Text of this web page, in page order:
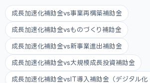
成長加速化補助金vs事業再構築補助金
成長加速化補助金vsものづくり補助金
成長加速化補助金vs新事業進出補助金
成長加速化補助金vs大規模成長投資補助金
成長加速化補助金vsIT導入補助金（デジタル化